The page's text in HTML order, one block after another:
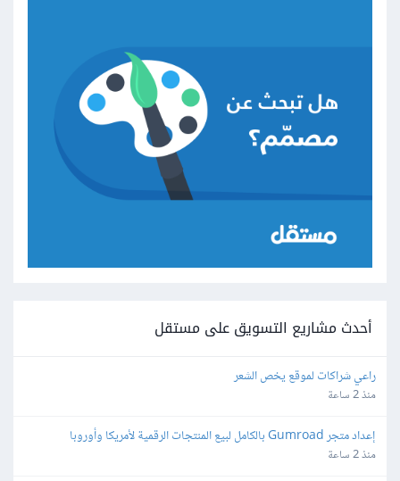
أحدث مشاريع التسويق على مستقل
راعي شراكات لموقع يخص الشعر
منذ 2 ساعة
إعداد متجر Gumroad بالكامل لبيع المنتجات الرقمية لأمريكا وأوروبا
منذ 2 ساعة